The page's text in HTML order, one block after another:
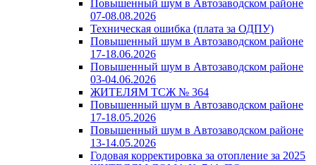
Повышенный шум в Автозаводском районе
07-08.08.2026
Техническая ошибка (плата за ОДПУ)
Повышенный шум в Автозаводском районе
17-18.06.2026
Повышенный шум в Автозаводском районе
03-04.06.2026
ЖИТЕЛЯМ ТСЖ № 364
Повышенный шум в Автозаводском районе
17-18.05.2026
Повышенный шум в Автозаводском районе
13-14.05.2026
Годовая корректировка за отопление за 2025